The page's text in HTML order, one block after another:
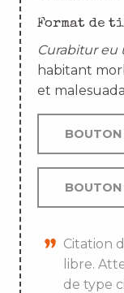
Format de
Curabitur eu
habitant
et
BOUTON
BOUTON
Citation
libre.
de type